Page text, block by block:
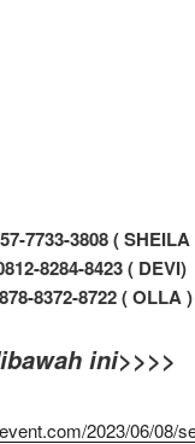
7733-3808 ( SHEILA
8284-8423 ( DEVI)
8372-8722 ( OLLA )
ini>>>>
2023/06/08/